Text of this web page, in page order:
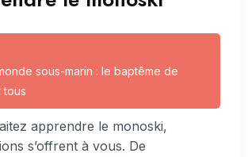
sous-marin : le baptême de
tous
apprendre le monoski,
s’offrent à vous. De